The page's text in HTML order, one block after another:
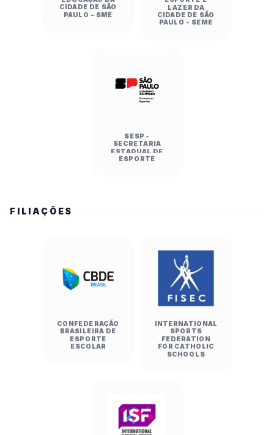
CIDADE DE SÃO
PAULO - SME
LAZER DA
CIDADE DE SÃO
PAULO - SEME
SESP -
SECRETARIA
ESTADUAL DE
ESPORTE
FILIAÇÕES
CONFEDERAÇÃO
BRASILEIRA DE
ESPORTE
ESCOLAR
INTERNATIONAL
SPORTS
FEDERATION
FOR CATHOLIC
SCHOOLS